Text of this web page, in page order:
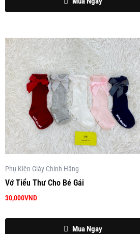
Phụ Kiện Giày Chính Hãng
Vớ Tiểu Thư Cho Bé Gái
30,000VND
Mua Ngay